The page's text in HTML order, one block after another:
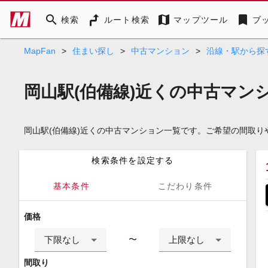
search 検索 ルート検索 map マップツール bookmark ブ
MapFan > 住まい探し > 中古マンション > 沿線・駅から探
岡山駅(伯備線)近くの中古マン
岡山駅(伯備線)近くの中古マンション一覧です。ご希望の間取
検索条件を設定する
基本条件 こだわり条件
価格
下限なし 〜 上限なし
間取り